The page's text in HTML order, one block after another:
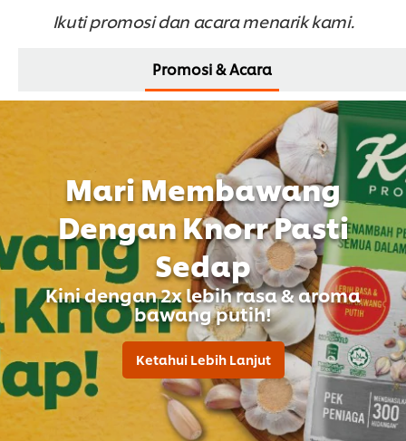
Ikuti promosi dan acara menarik kami.
Promosi & Acara
Mari Membawang
Dengan Knorr Pasti
Sedap
Kini dengan 2x lebih rasa & aroma
bawang putih!
Ketahui Lebih Lanjut